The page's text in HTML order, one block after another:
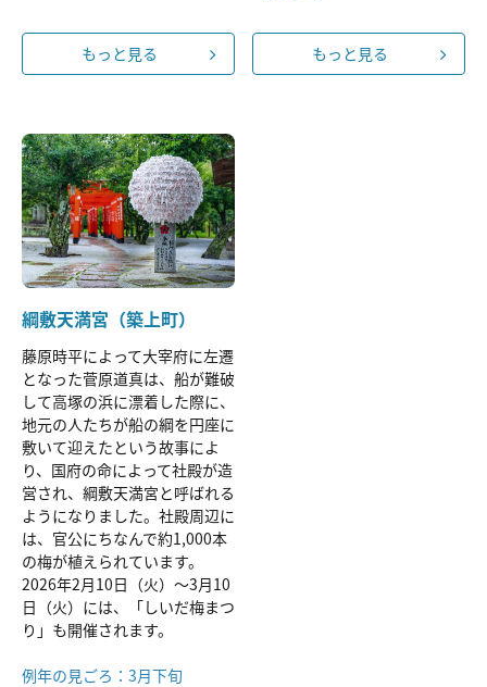
もっと見る もっと見る
綱敷天満宮（築上町）
藤原時平によって大宰府に左遷
となった菅原道真は、船が難破
して高塚の浜に漂着した際に、
地元の人たちが船の綱を円座に
敷いて迎えたという故事によ
り、国府の命によって社殿が造
営され、綱敷天満宮と呼ばれる
ようになりました。社殿周辺に
は、官公にちなんで約1,000本
の梅が植えられています。
2026年2月10日（火）～3月10
日（火）には、「しいだ梅まつ
り」も開催されます。
例年の見ごろ：3月下旬